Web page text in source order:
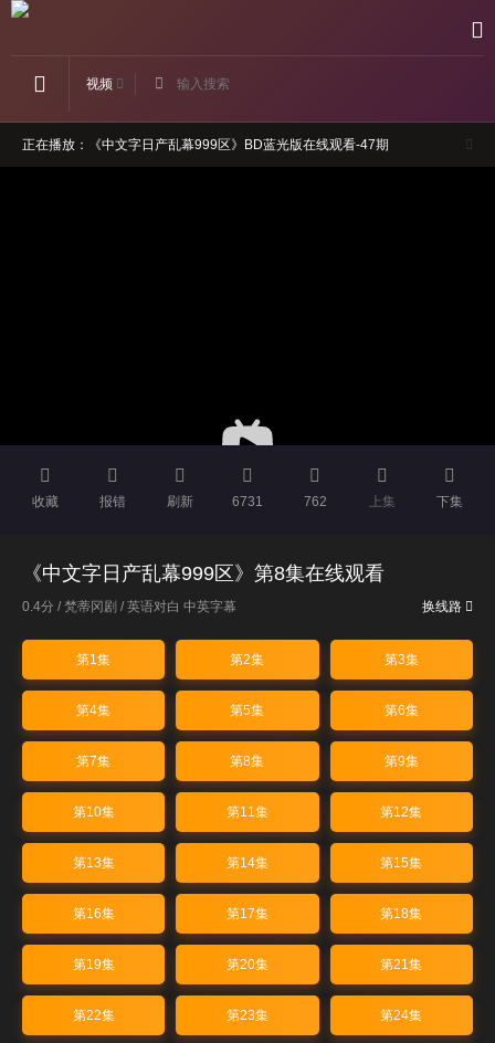
视频
正在播放：《中文字日产乱幕999区》BD蓝光版在线观看-47期
收藏 报错 刷新 6731 762 上集 下集
《中文字日产乱幕999区》第8集在线观看
换线路
0.4分 / 梵蒂冈剧 / 英语对白 中英字幕
第1集 第2集 第3集
第4集 第5集 第6集
第7集 第8集 第9集
第10集 第11集 第12集
第13集 第14集 第15集
第16集 第17集 第18集
第19集 第20集 第21集
第22集 第23集 第24集